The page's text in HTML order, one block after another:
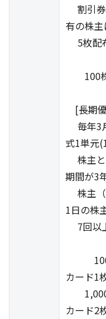
割引券
有の株
5枚配
100株
[長期
毎年3
式1単元
株主と
期間が3
株主（
1日の株
7回以
100株
カード1
1,000
カード2